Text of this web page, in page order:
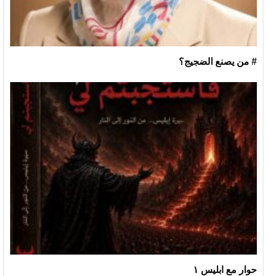
# من يصنع الضجيج؟
حوار مع ابليس ١